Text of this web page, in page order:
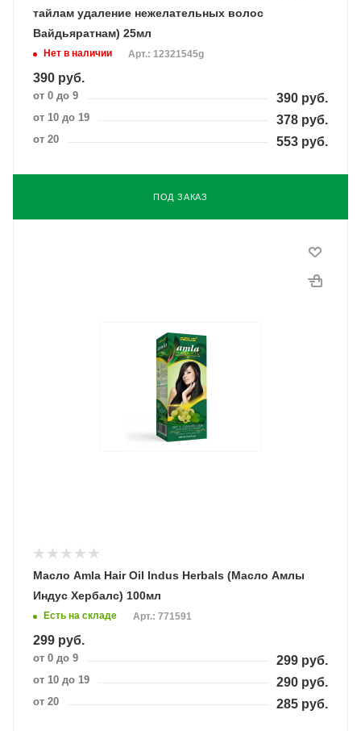
тайлам удаление нежелательных волос
Вайдьяратнам) 25мл
Нет в наличии Арт.: 12321545g
390 руб.
от 0 до 9 390 руб.
от 10 до 19 378 руб.
от 20 553 руб.
ПОД ЗАКАЗ
Масло Amla Hair Oil Indus Herbals (Масло Амлы
Индус Хербалс) 100мл
Есть на складе Арт.: 771591
299 руб.
от 0 до 9 299 руб.
от 10 до 19 290 руб.
от 20 285 руб.